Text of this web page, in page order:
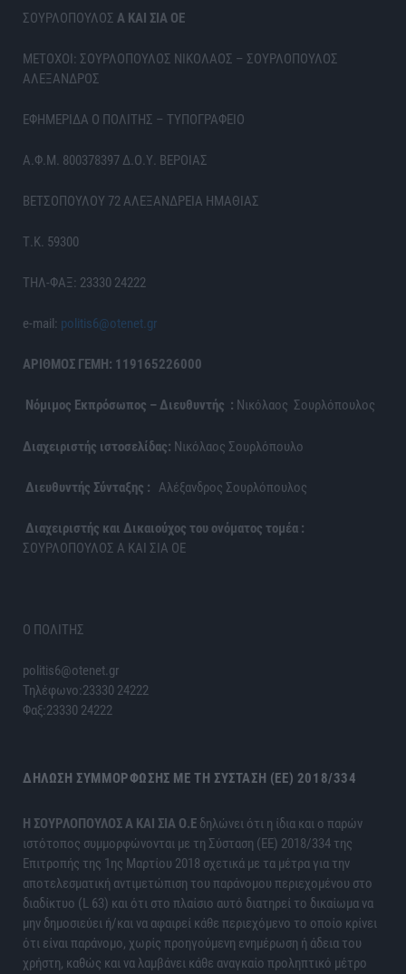
ΣΟΥΡΛΟΠΟΥΛΟΣ Α ΚΑΙ ΣΙΑ ΟΕ
ΜΕΤΟΧΟΙ: ΣΟΥΡΛΟΠΟΥΛΟΣ ΝΙΚΟΛΑΟΣ – ΣΟΥΡΛΟΠΟΥΛΟΣ
ΑΛΕΞΑΝΔΡΟΣ
ΕΦΗΜΕΡΙΔΑ Ο ΠΟΛΙΤΗΣ – ΤΥΠΟΓΡΑΦΕΙΟ
Α.Φ.Μ. 800378397 Δ.Ο.Υ. ΒΕΡΟΙΑΣ
ΒΕΤΣΟΠΟΥΛΟΥ 72 ΑΛΕΞΑΝΔΡΕΙΑ ΗΜΑΘΙΑΣ
Τ.Κ. 59300
ΤΗΛ-ΦΑΞ: 23330 24222
e-mail: politis6@otenet.gr
ΑΡΙΘΜΟΣ ΓΕΜΗ: 119165226000
Νόμιμος Εκπρόσωπος – Διευθυντής : Νικόλαος Σουρλόπουλος
Διαχειριστής ιστοσελίδας: Νικόλαος Σουρλόπουλο
Διευθυντής Σύνταξης : Αλέξανδρος Σουρλόπουλος
Διαχειριστής και Δικαιούχος του ονόματος τομέα :
ΣΟΥΡΛΟΠΟΥΛΟΣ Α ΚΑΙ ΣΙΑ ΟΕ
Ο ΠΟΛΙΤΗΣ
politis6@otenet.gr
Τηλέφωνο:23330 24222
Φαξ:23330 24222
ΔΉΛΩΣΗ ΣΥΜΜΌΡΦΩΣΗΣ ΜΕ ΤΗ ΣΎΣΤΑΣΗ (ΕΕ) 2018/334
H ΣΟΥΡΛΟΠΟΥΛΟΣ Α ΚΑΙ ΣΙΑ Ο.Ε δηλώνει ότι η ίδια και ο παρών
ιστότοπος συμμορφώνονται με τη Σύσταση (ΕΕ) 2018/334 της
Επιτροπής της 1ης Μαρτίου 2018 σχετικά με τα μέτρα για την
αποτελεσματική αντιμετώπιση του παράνομου περιεχομένου στο
διαδίκτυο (L 63) και ότι στο πλαίσιο αυτό διατηρεί το δικαίωμα να
μην δημοσιεύει ή/και να αφαιρεί κάθε περιεχόμενο το οποίο κρίνει
ότι είναι παράνομο, χωρίς προηγούμενη ενημέρωση ή άδεια του
χρήστη, καθώς και να λαμβάνει κάθε αναγκαίο προληπτικό μέτρο